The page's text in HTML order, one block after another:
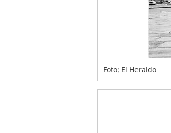
Foto: El Heraldo